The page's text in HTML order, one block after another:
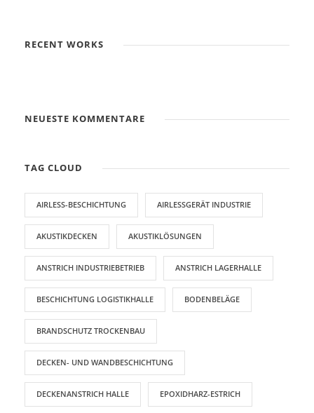
RECENT WORKS
NEUESTE KOMMENTARE
TAG CLOUD
AIRLESS-BESCHICHTUNG AIRLESSGERÄT INDUSTRIE
AKUSTIKDECKEN AKUSTIKLÖSUNGEN
ANSTRICH INDUSTRIEBETRIEB ANSTRICH LAGERHALLE
BESCHICHTUNG LOGISTIKHALLE BODENBELÄGE
BRANDSCHUTZ TROCKENBAU
DECKEN- UND WANDBESCHICHTUNG
DECKENANSTRICH HALLE EPOXIDHARZ-ESTRICH